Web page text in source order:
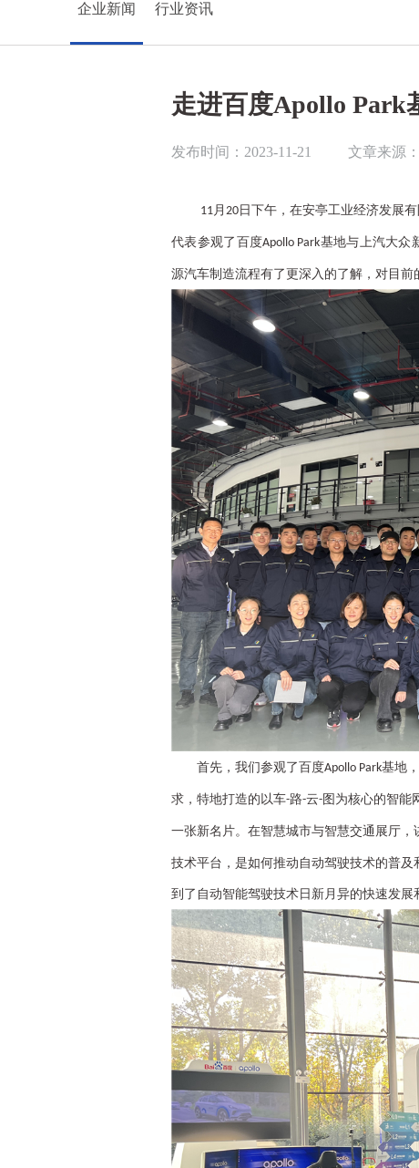
企业新闻 行业资讯
走进百度Apollo Park
发布时间：2023-11-21 文章来源
11月20 日下午，在安亭工业经济发展
代表参观了百度Apollo Park基地与上汽大众
源汽车制造流程有了更深入的了解，对目前
首先，我们参观了百度Apollo Park基地
求，特地打造的以车-路-云-图为核心的智能
一张新名片。在智慧城市与智慧交通展厅，
技术平台，是如何推动 自动驾驶技术的普及
到了 自动智能驾驶技术 日新月异的快速发展